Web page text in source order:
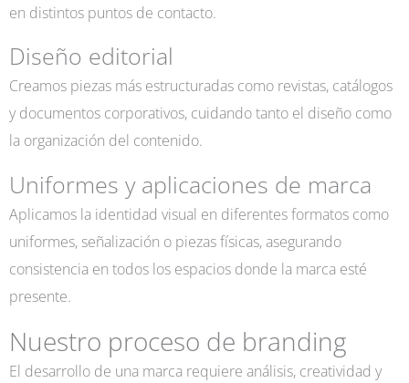
en distintos puntos de contacto.
Diseño editorial
Creamos piezas más estructuradas como revistas, catálogos
y documentos corporativos, cuidando tanto el diseño como
la organización del contenido.
Uniformes y aplicaciones de marca
Aplicamos la identidad visual en diferentes formatos como
uniformes, señalización o piezas físicas, asegurando
consistencia en todos los espacios donde la marca esté
presente.
Nuestro proceso de branding
El desarrollo de una marca requiere análisis, creatividad y